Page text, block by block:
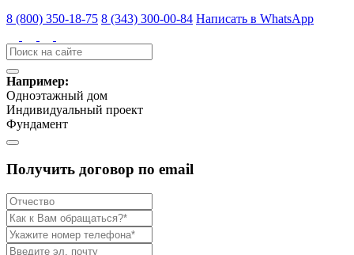
8 (800) 350-18-75 8 (343) 300-00-84 Написать в WhatsApp
Например:
Одноэтажный дом
Индивидуальный проект
Фундамент
Получить договор по email